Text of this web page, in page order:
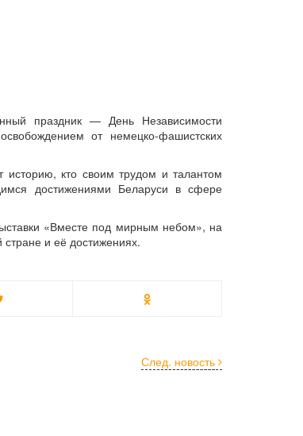
праздник — День Независимости
от немецко-фашистских
историю, кто своим трудом и талантом
достижениями Беларуси в сфере
«Вместе под мирным небом», на
и её достижениях.
След. новость